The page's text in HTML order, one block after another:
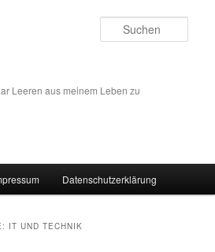
Leeren aus meinem Leben zu
Datenschutzerklärung
IT UND TECHNIK